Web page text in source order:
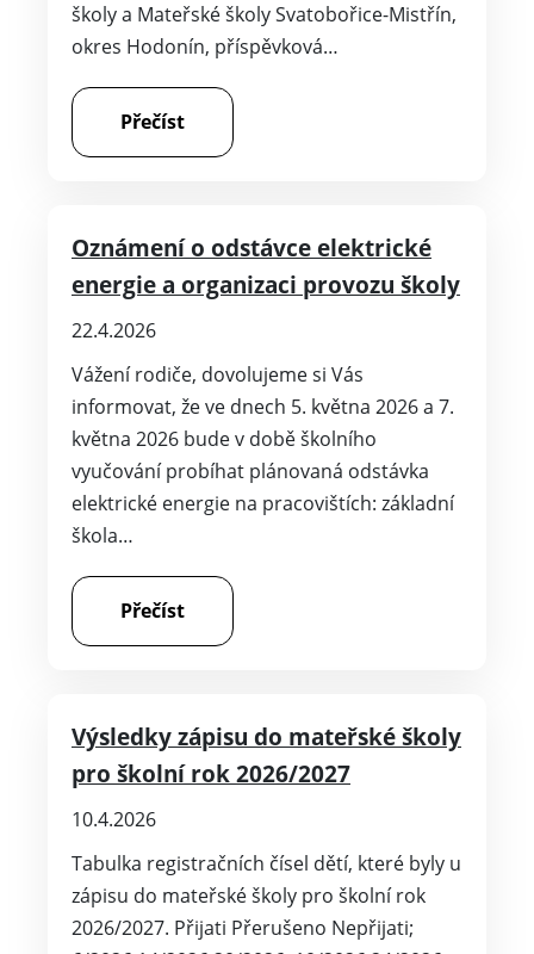
školy a Mateřské školy Svatobořice-Mistřín,
okres Hodonín, příspěvková…
Přečíst
Oznámení o odstávce elektrické
energie a organizaci provozu školy
22.4.2026
Vážení rodiče, dovolujeme si Vás
informovat, že ve dnech 5. května 2026 a 7.
května 2026 bude v době školního
vyučování probíhat plánovaná odstávka
elektrické energie na pracovištích: základní
škola…
Přečíst
Výsledky zápisu do mateřské školy
pro školní rok 2026/2027
10.4.2026
Tabulka registračních čísel dětí, které byly u
zápisu do mateřské školy pro školní rok
2026/2027. Přijati Přerušeno Nepřijati;